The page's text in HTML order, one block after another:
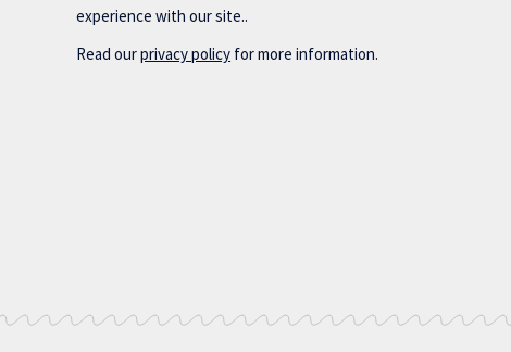
experience with our site..
Read ourprivacy policy for more information.